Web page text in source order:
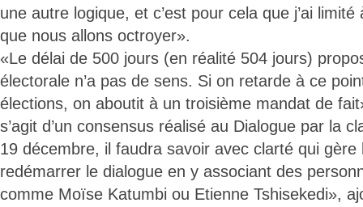
une autre logique, et c’est pour cela que j’ai
que nous allons octroyer».
«Le délai de 500 jours (en réalité 504 jours)
électorale n’a pas de sens. Si on retarde à ce
élections, on aboutit à un troisième mandat de
s’agit d’un consensus réalisé au Dialogue par la
19 décembre, il faudra savoir avec clarté qui
redémarrer le dialogue en y associant des
comme Moïse Katumbi ou Etienne Tshisekedi»,